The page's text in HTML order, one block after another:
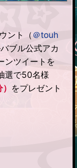
ント（＠touh
ブル公式アカ
ンツイートを
選で50名様
をプレゼント